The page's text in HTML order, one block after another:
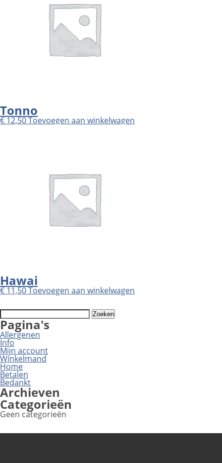
Tonno
€12,50Toevoegen aan winkelwagen
Hawai
€11,50Toevoegen aan winkelwagen
Zoeken
naar:
Pagina's
Allergenen
Info
Mijn account
Winkelmand
Home
Betalen
Bedankt
Archieven
Categorieën
Geen categorieën